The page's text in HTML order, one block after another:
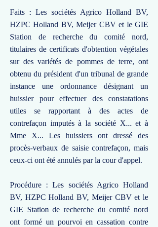
Faits : Les sociétés Agrico Holland BV,
HZPC Holland BV, Meijer CBV et le GIE
Station de recherche du comité nord,
titulaires de certificats d'obtention végétales
sur des variétés de pommes de terre, ont
obtenu du président d'un tribunal de grande
instance une ordonnance désignant un
huissier pour effectuer des constatations
utiles se rapportant à des actes de
contrefaçon imputés à la société X... et à
Mme X... Les huissiers ont dressé des
procès-verbaux de saisie contrefaçon, mais
ceux-ci ont été annulés par la cour d'appel.
Procédure : Les sociétés Agrico Holland
BV, HZPC Holland BV, Meijer CBV et le
GIE Station de recherche du comité nord
ont formé un pourvoi en cassation contre